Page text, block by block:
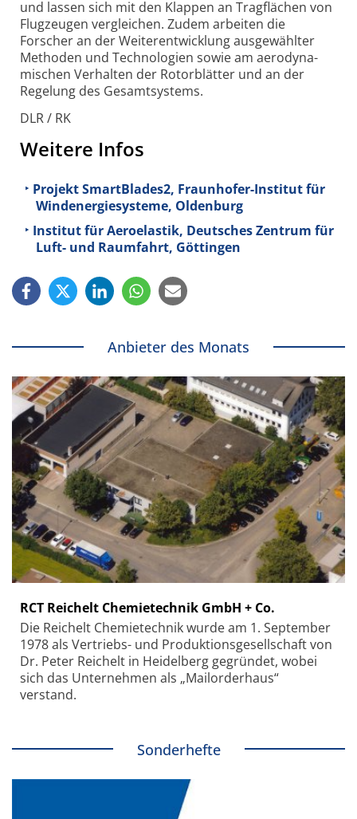
und lassen sich mit den Klappen an Trag­flächen von
Flug­zeugen ver­gleichen. Zudem arbeiten die
Forscher an der Weiter­ent­wick­lung aus­ge­wählter
Methoden und Techno­logien sowie am aero­dyna­
mischen Ver­halten der Rotor­blätter und an der
Rege­lung des Gesamt­systems.
DLR / RK
Weitere Infos
Projekt SmartBlades2, Fraunhofer-Institut für
Windenergiesysteme, Oldenburg
Institut für Aeroelastik, Deutsches Zentrum für
Luft- und Raumfahrt, Göttingen
Anbieter des Monats
RCT Reichelt Chemietechnik GmbH + Co.
Die Reichelt Chemietechnik wurde am 1. September
1978 als Vertriebs- und Produktionsgesellschaft von
Dr. Peter Reichelt in Heidelberg gegründet, wobei
sich das Unternehmen als „Mailorderhaus“
verstand.
Sonderhefte